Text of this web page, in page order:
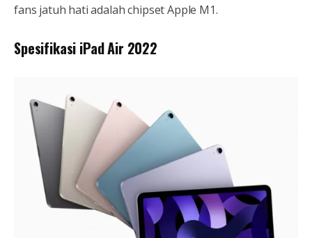
fans jatuh hati adalah chipset Apple M1.
Spesifikasi iPad Air 2022